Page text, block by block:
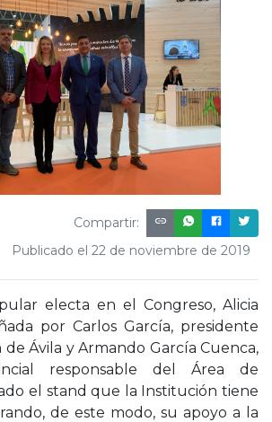
Compartir:
Publicado el 22 de noviembre de 2019
electa en el Congreso, Alicia
por Carlos García, presidente
Ávila y Armando García Cuenca,
responsable del Área de
el stand que la Institución tiene
de este modo, su apoyo a la